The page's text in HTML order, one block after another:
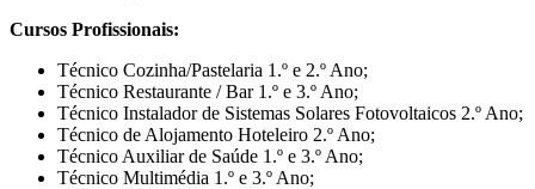
Cursos Profissionais:
Técnico Cozinha/Pastelaria 1.º e 2.º Ano;
Técnico Restaurante / Bar 1.º e 3.º Ano;
Técnico Instalador de Sistemas Solares Fotovoltaicos 2.º Ano;
Técnico de Alojamento Hoteleiro 2.º Ano;
Técnico Auxiliar de Saúde 1.º e 3.º Ano;
Técnico Multimédia 1.º e 3.º Ano;